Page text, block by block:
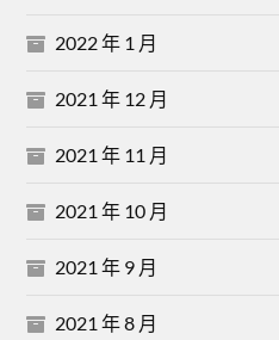
2022 年 1 月
2021 年 12 月
2021 年 11 月
2021 年 10 月
2021 年 9 月
2021 年 8 月